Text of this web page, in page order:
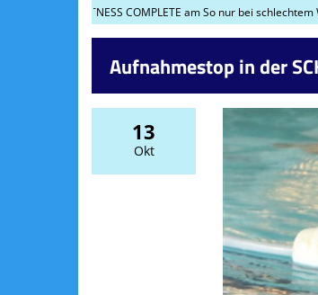
und FITNESS COMPLETE am So nur bei schlechtem Wetter!
Aufnahmestop in der
13
Okt